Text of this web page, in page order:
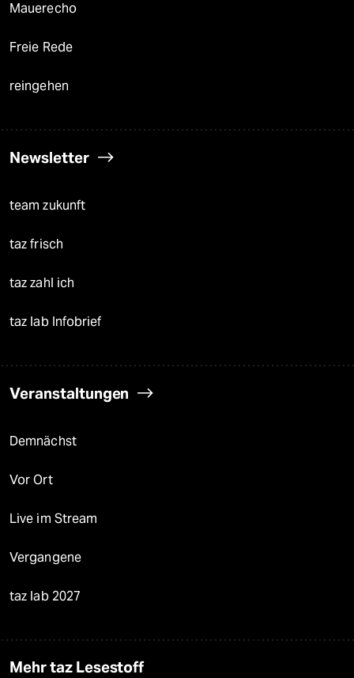
Mauerecho
Freie Rede
reingehen
Newsletter
team zukunft
taz frisch
taz zahl ich
taz lab Infobrief
Veranstaltungen
Demnächst
Vor Ort
Live im Stream
Vergangene
taz lab 2027
Mehr taz Lesestoff